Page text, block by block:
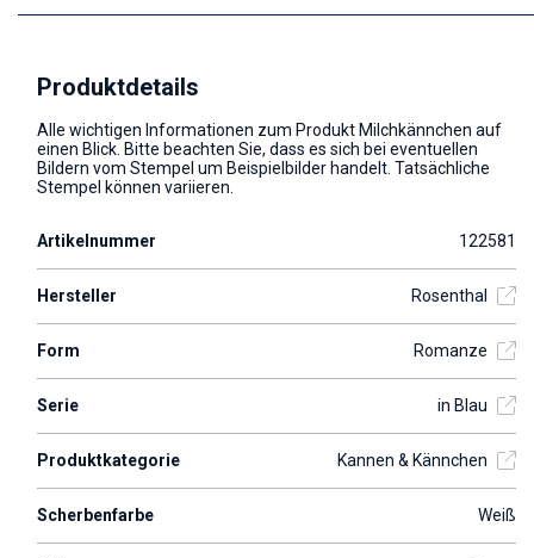
Produktdetails
Alle wichtigen Informationen zum Produkt Milchkännchen auf
einen Blick. Bitte beachten Sie, dass es sich bei eventuellen
Bildern vom Stempel um Beispielbilder handelt. Tatsächliche
Stempel können variieren.
Artikelnummer 122581
Hersteller Rosenthal
Form Romanze
Serie in Blau
Produktkategorie Kannen & Kännchen
Scherbenfarbe Weiß